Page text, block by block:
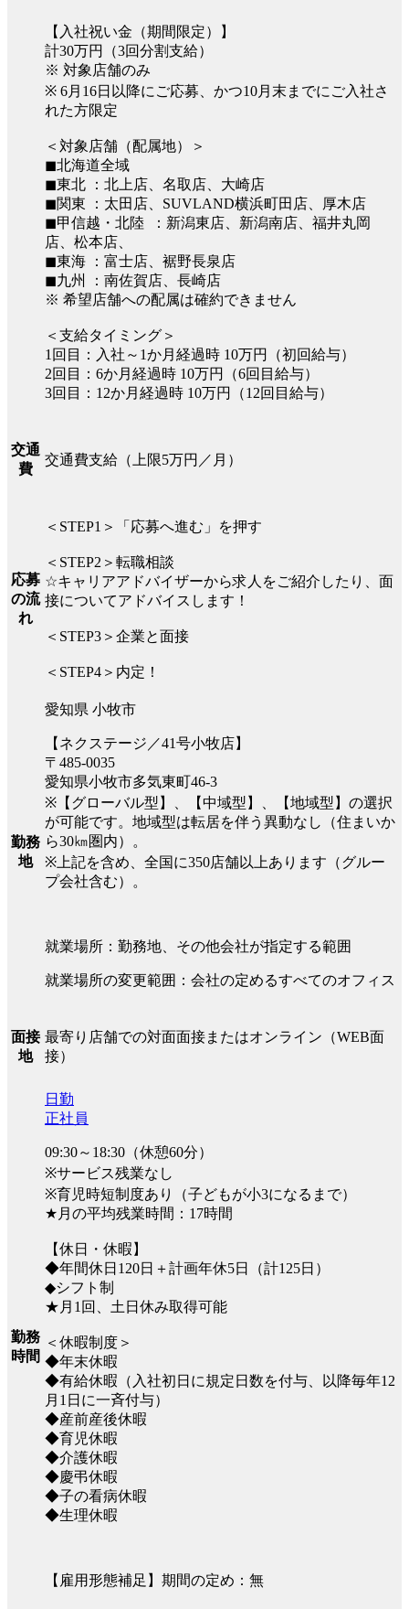
【入社祝い金（期間限定）】
計30万円（3回分割支給）
※ 対象店舗のみ
※ 6月16日以降にご応募、かつ10月末までにご入社さ
れた方限定
＜対象店舗（配属地）＞
◼︎北海道全域
◼︎東北 ：北上店、名取店、大崎店
◼︎関東 ：太田店、SUVLAND横浜町田店、厚木店
◼︎甲信越・北陸 ：新潟東店、新潟南店、福井丸岡
店、松本店、
◼︎東海 ：富士店、裾野長泉店
◼︎九州 ：南佐賀店、長崎店
※ 希望店舗への配属は確約できません
＜支給タイミング＞
1回目：入社～1か月経過時 10万円（初回給与）
2回目：6か月経過時 10万円（6回目給与）
3回目：12か月経過時 10万円（12回目給与）
交通
費
交通費支給（上限5万円／月）
応募
の流
れ
＜STEP1＞「応募へ進む」を押す
＜STEP2＞転職相談
☆キャリアアドバイザーから求人をご紹介したり、面
接についてアドバイスします！
＜STEP3＞企業と面接
＜STEP4＞内定！
勤務
地
愛知県 小牧市
【ネクステージ／41号小牧店】
〒485-0035
愛知県小牧市多気東町46-3
※【グローバル型】、【中域型】、【地域型】の選択
が可能です。地域型は転居を伴う異動なし（住まいか
ら30㎞圏内）。
※上記を含め、全国に350店舗以上あります（グルー
プ会社含む）。
就業場所：勤務地、その他会社が指定する範囲
就業場所の変更範囲：会社の定めるすべてのオフィス
面接
地
最寄り店舗での対面面接またはオンライン（WEB面
接）
勤務
時間
日勤
正社員
09:30～18:30（休憩60分）
※サービス残業なし
※育児時短制度あり（子どもが小3になるまで）
★月の平均残業時間：17時間
【休日・休暇】
◆年間休日120日＋計画年休5日（計125日）
◆シフト制
★月1回、土日休み取得可能
＜休暇制度＞
◆年末休暇
◆有給休暇（入社初日に規定日数を付与、以降毎年12
月1日に一斉付与）
◆産前産後休暇
◆育児休暇
◆介護休暇
◆慶弔休暇
◆子の看病休暇
◆生理休暇
【雇用形態補足】期間の定め：無